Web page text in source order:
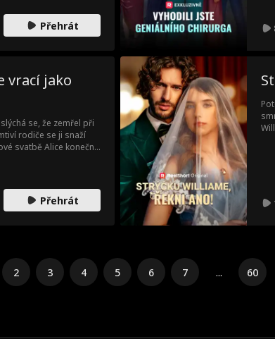
Přehrát
vrací jako
se, že zemřel při
rodiče se ji snaží
svatbě Alice konečně
Přehrát
2 3 4 5 6 7 ... 60